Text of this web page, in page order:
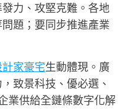
力、攻堅克難。各地
題；要同步推進產業
家豪宅生動體現。廣
致景科技、優必選、
業供給全鏈條數字化解